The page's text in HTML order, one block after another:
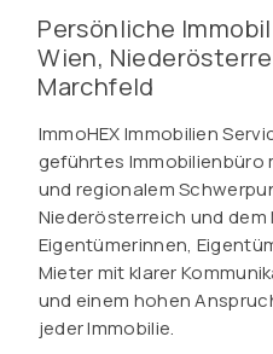
Persönliche
Wien,
Marchfeld
ImmoHEX Immobilien
geführtes Immobilienbüro
und regionalem
Niederösterreich und dem
Eigentümerinnen,
Mieter mit klarer
und einem hohen
jeder Immobilie.